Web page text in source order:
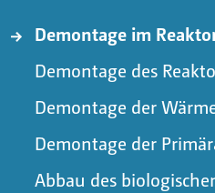
Demontage im
Demontage des
Demontage der
Demontage der
Abbau des